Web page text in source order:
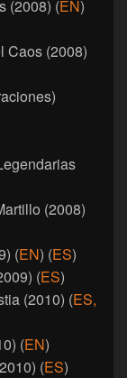
(2008) (EN)
Caos (2008)
(2008)
(EN) (ES)
(ES)
(2010) (ES,
(EN)
(ES)